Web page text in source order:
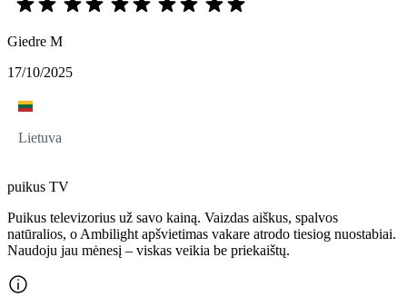
Giedre M
17/10/2025
Lietuva
puikus TV
Puikus televizorius už savo kainą. Vaizdas aiškus, spalvos
natūralios, o Ambilight apšvietimas vakare atrodo tiesiog nuostabiai.
Naudoju jau mėnesį – viskas veikia be priekaištų.